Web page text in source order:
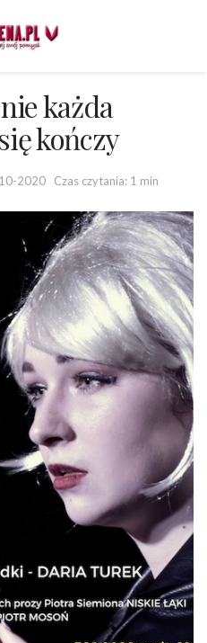
każda
kończy
2020 Czas czytania: 1 min